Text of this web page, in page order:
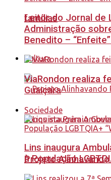
famílias
Cultura
Projeto
Leitor do Jornal de
Administração
Benedito –
ViaRondon realiza
Guaiçara
Sociedade
Lins inaugura
à População